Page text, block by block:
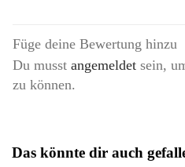
Füge deine Bewertung hinzu
Du musst angemeldet sein,
zu können.
Das könnte dir auch